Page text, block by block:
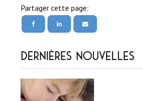
Partager cette page:
Dernières nouvelles